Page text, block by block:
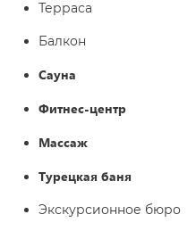
Терраса
Балкон
Сауна
Фитнес-центр
Массаж
Турецкая баня
Экскурсионное бюро